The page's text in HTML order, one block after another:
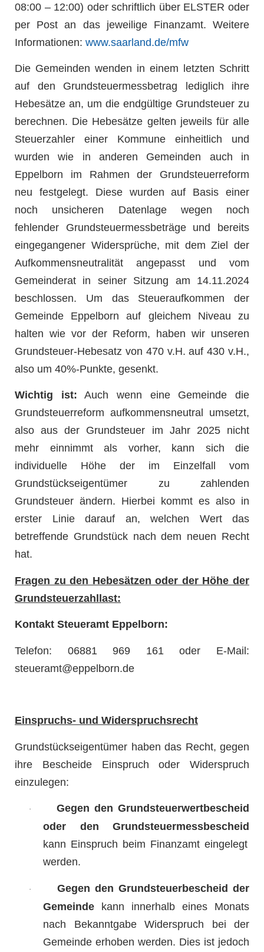
08:00 – 12:00) oder schriftlich über ELSTER oder
per Post an das jeweilige Finanzamt. Weitere
Informationen: www.saarland.de/mfw
Die Gemeinden wenden in einem letzten Schritt
auf den Grundsteuermessbetrag lediglich ihre
Hebesätze an, um die endgültige Grundsteuer zu
berechnen. Die Hebesätze gelten jeweils für alle
Steuerzahler einer Kommune einheitlich und
wurden wie in anderen Gemeinden auch in
Eppelborn im Rahmen der Grundsteuerreform
neu festgelegt. Diese wurden auf Basis einer
noch unsicheren Datenlage wegen noch
fehlender Grundsteuermessbeträge und bereits
eingegangener Widersprüche, mit dem Ziel der
Aufkommensneutralität angepasst und vom
Gemeinderat in seiner Sitzung am 14.11.2024
beschlossen. Um das Steueraufkommen der
Gemeinde Eppelborn auf gleichem Niveau zu
halten wie vor der Reform, haben wir unseren
Grundsteuer-Hebesatz von 470 v.H. auf 430 v.H.,
also um 40%-Punkte, gesenkt.
Wichtig ist: Auch wenn eine Gemeinde die
Grundsteuerreform aufkommensneutral umsetzt,
also aus der Grundsteuer im Jahr 2025 nicht
mehr einnimmt als vorher, kann sich die
individuelle Höhe der im Einzelfall vom
Grundstückseigentümer zu zahlenden
Grundsteuer ändern. Hierbei kommt es also in
erster Linie darauf an, welchen Wert das
betreffende Grundstück nach dem neuen Recht
hat.
Fragen zu den Hebesätzen oder der Höhe der
Grundsteuerzahllast:
Kontakt Steueramt Eppelborn:
Telefon: 06881 969 161 oder E-Mail:
steueramt@eppelborn.de
Einspruchs- und Widerspruchsrecht
Grundstückseigentümer haben das Recht, gegen
ihre Bescheide Einspruch oder Widerspruch
einzulegen:
·
Gegen den Grundsteuerwertbescheid
oder den Grundsteuermessbescheid
kann Einspruch beim Finanzamt eingelegt
werden.
·
Gegen den Grundsteuerbescheid der
Gemeinde kann innerhalb eines Monats
nach Bekanntgabe Widerspruch bei der
Gemeinde erhoben werden. Dies ist jedoch